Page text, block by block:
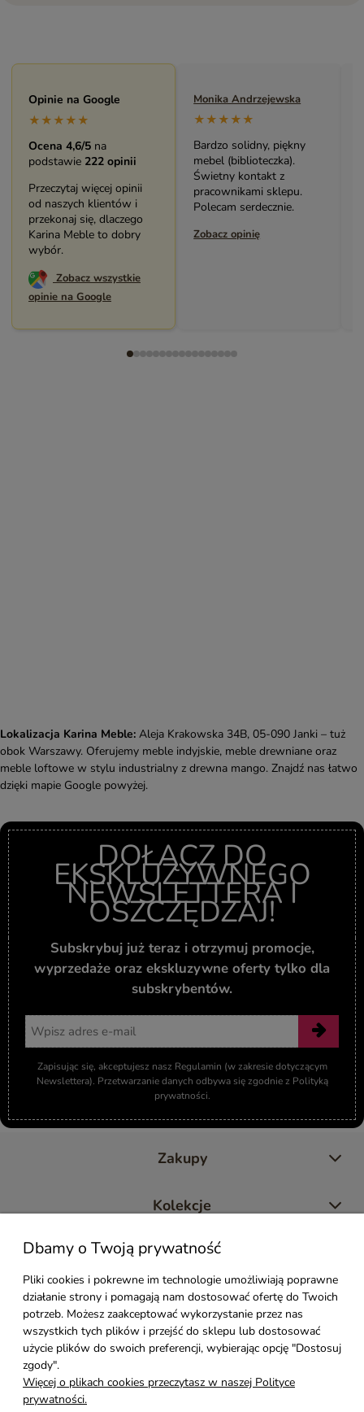
Opinie na Google
★★★★★
Ocena 4,6/5 na
podstawie 222 opinii
Przeczytaj więcej opinii
od naszych klientów i
przekonaj się, dlaczego
Karina Meble to dobry
wybór.
Zobacz wszystkie
opinie na Google
Maryla Maj
★★★★★
Duży i piękny asortyment
sklepu. Miła i pomocna
bardzo mnie cieszy.
Dziękuję. Polecam.
Zobacz opinię
Monika Andrzejewska
★★★★★
Bardzo solidny, piękny
mebel (biblioteczka).
Świetny kontakt z
pracownikami sklepu.
Polecam serdecznie.
Zobacz opinię
Lokalizacja Karina Meble: Aleja Krakowska 34B, 05-090 Janki – tuż
obok Warszawy. Oferujemy meble indyjskie, meble drewniane oraz
meble loftowe w stylu industrialny z drewna mango. Znajdź nas łatwo
dzięki mapie Google powyżej.
DOŁĄCZ DO
EKSKLUZYWNEGO
NEWSLETTERA I
OSZCZĘDZAJ!
Subskrybuj już teraz i otrzymuj promocje,
wyprzedaże oraz ekskluzywne oferty tylko dla
subskrybentów.
Zapisując się, akceptujesz nasz Regulamin (w zakresie dotyczącym
Newslettera). Przetwarzanie danych odbywa się zgodnie z Polityką
prywatności.
Zakupy
Kolekcje
Moje konto
Pomoc
Styl Mebli
Rodzaje drewna
Dbamy o Twoją prywatność
Pliki cookies i pokrewne im technologie umożliwiają poprawne
działanie strony i pomagają nam dostosować ofertę do Twoich
potrzeb. Możesz zaakceptować wykorzystanie przez nas
wszystkich tych plików i przejść do sklepu lub dostosować
użycie plików do swoich preferencji, wybierając opcję "Dostosuj
zgody".
Więcej o plikach cookies przeczytasz w naszej Polityce
prywatności.